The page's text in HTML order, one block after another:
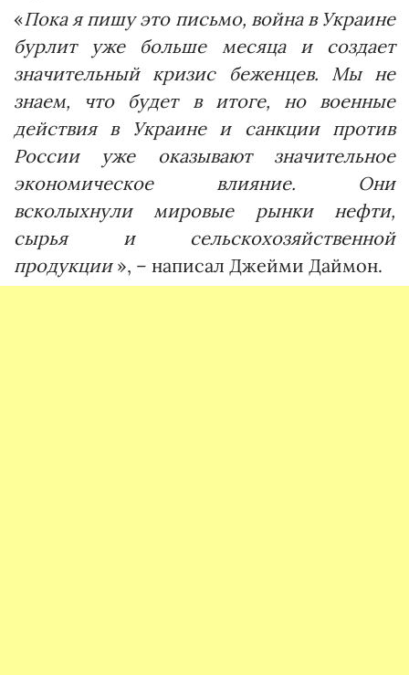
«Пока я пишу это письмо, война в Украине
бурлит уже больше месяца и создает
значительный кризис беженцев. Мы не
знаем, что будет в итоге, но военные
действия в Украине и санкции против
России уже оказывают значительное
экономическое влияние. Они
всколыхнули мировые рынки нефти,
сырья и сельскохозяйственной
продукции», – написал Джейми Даймон.